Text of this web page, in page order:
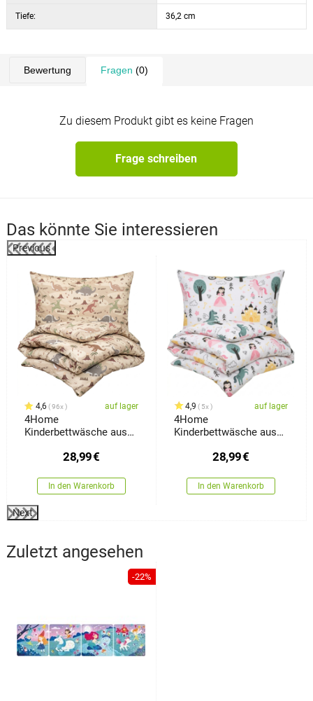
Tiefe: 36,2 cm
Bewertung Fragen (0)
Zu diesem Produkt gibt es keine Fragen
Frage schreiben
Das könnte Sie interessieren
Previous
4,6 96x auf lager
4Home
Kinderbettwäsche aus
140 x 200 cm, 70 x 90
28,99€
In den Warenkorb
4,9 5x auf lager
4Home
Kinderbettwäsche aus
Dream, 140 x 200 cm, 70
28,99€
In den Warenkorb
Next
Zuletzt angesehen
-22%